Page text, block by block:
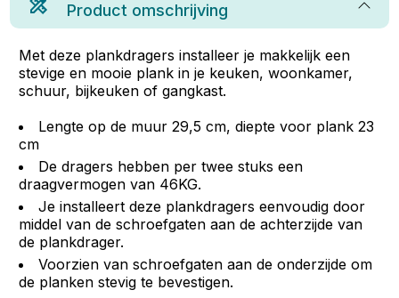
Product omschrijving
Met deze plankdragers installeer je makkelijk een
stevige en mooie plank in je keuken, woonkamer,
schuur, bijkeuken of gangkast.
Lengte op de muur 29,5 cm, diepte voor plank 23
cm
De dragers hebben per twee stuks een
draagvermogen van 46KG.
Je installeert deze plankdragers eenvoudig door
middel van de schroefgaten aan de achterzijde van
de plankdrager.
Voorzien van schroefgaten aan de onderzijde om
de planken stevig te bevestigen.